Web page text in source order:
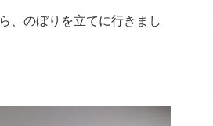
、のぼりを立てに行きまし